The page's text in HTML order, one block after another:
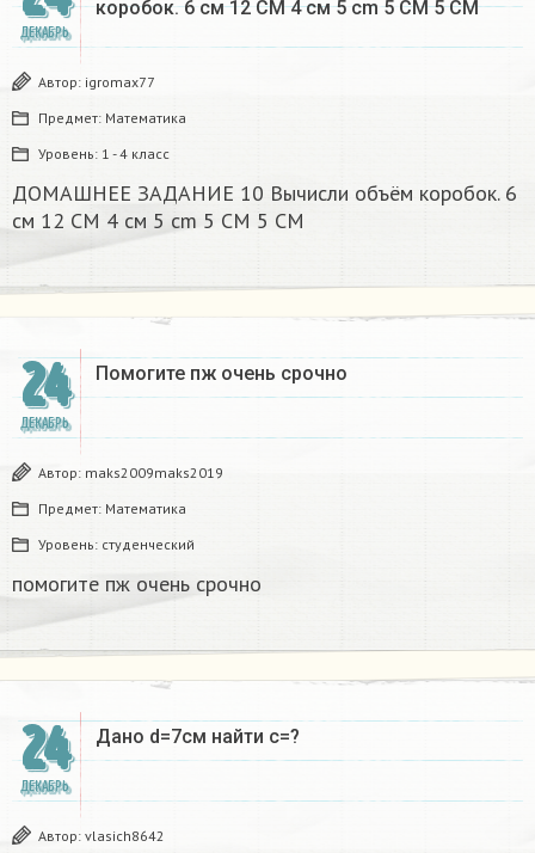
ДЕКАБРЬ
коробок. 6 см 12 CM 4 см 5 cm 5 CM 5 CM​
Автор: igromax77
Предмет: Математика
Уровень: 1 - 4 класс
ДОМАШНЕЕ ЗАДАНИЕ 10 Вычисли объём коробок. 6
см 12 CM 4 см 5 cm 5 CM 5 CM​
24
ДЕКАБРЬ
Помогите пж очень срочно​
Автор: maks2009maks2019
Предмет: Математика
Уровень: студенческий
помогите пж очень срочно​
24
ДЕКАБРЬ
Дано d=7см найти с=?​
Автор: vlasich8642